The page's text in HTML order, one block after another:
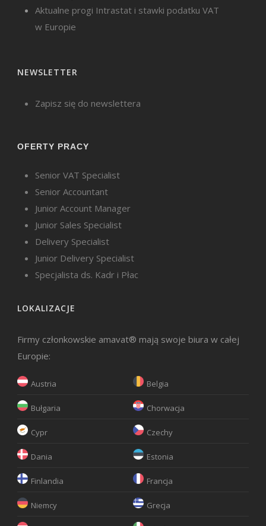
Aktualne progi Intrastat i stawki podatku VAT
w Europie
NEWSLETTER
Zapisz się do newslettera
OFERTY PRACY
Senior VAT Specialist
Senior Accountant
Junior Account Manager
Junior Sales Specialist
Delivery Specialist
Junior Delivery Specialist
Specjalista ds. Kadr i Płac
LOKALIZACJE
Firmy członkowskie amavat® mają swoje biura w całej
Europie:
Austria Belgia
Bułgaria Chorwacja
Cypr Czechy
Dania Estonia
Finlandia Francja
Niemcy Grecja